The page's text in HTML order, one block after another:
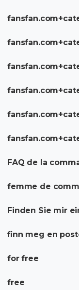
FAQ de la
femme de
Finden Sie mir
finn meg en
for free
free